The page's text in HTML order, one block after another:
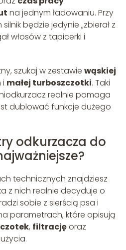
na jednym ładowaniu. Przy
będzie jedynie „zbierał z
włosów z tapicerki i
szukaj w zestawie wąskiej
i małej turboszczotki. Taki
realnie pomaga
dublować funkcje dużego
odkurzacza do
technicznych znajdziesz
z nich realnie decyduje o
sobie z sierścią psa i
parametrach, które opisują
, filtracjęoraz